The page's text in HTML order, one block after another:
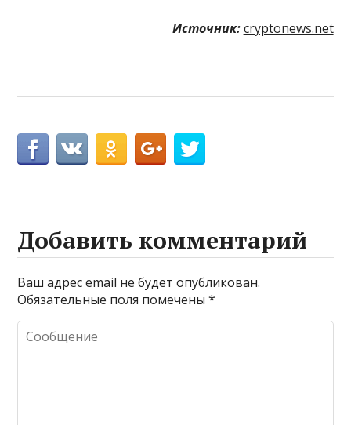
Источник: cryptonews.net
Добавить комментарий
Ваш адрес email не будет опубликован.
Обязательные поля помечены*